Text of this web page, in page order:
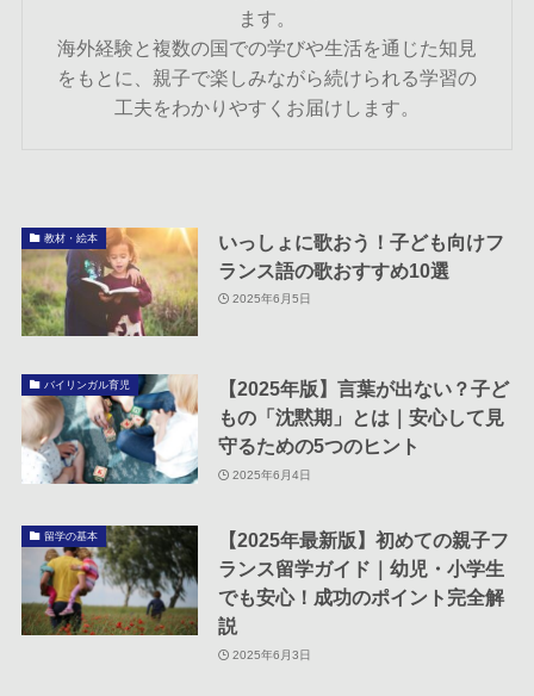
ます。
海外経験と複数の国での学びや生活を通じた知見
をもとに、親子で楽しみながら続けられる学習の
工夫をわかりやすくお届けします。
教材・絵本
いっしょに歌おう！子ども向けフ
ランス語の歌おすすめ10選
2025年6月5日
バイリンガル育児
【2025年版】言葉が出ない？子ど
もの「沈黙期」とは｜安心して見
守るための5つのヒント
2025年6月4日
留学の基本
【2025年最新版】初めての親子フ
ランス留学ガイド｜幼児・小学生
でも安心！成功のポイント完全解
説
2025年6月3日